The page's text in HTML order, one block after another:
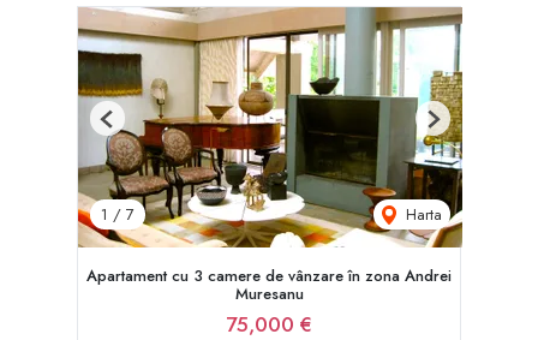
1 / 7 Harta
Previous Next
Apartament cu 3 camere de vânzare în zona Andrei
Muresanu
75,000 €